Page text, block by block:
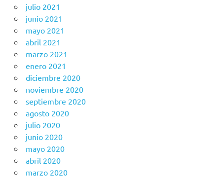
julio 2021
junio 2021
mayo 2021
abril 2021
marzo 2021
enero 2021
diciembre 2020
noviembre 2020
septiembre 2020
agosto 2020
julio 2020
junio 2020
mayo 2020
abril 2020
marzo 2020